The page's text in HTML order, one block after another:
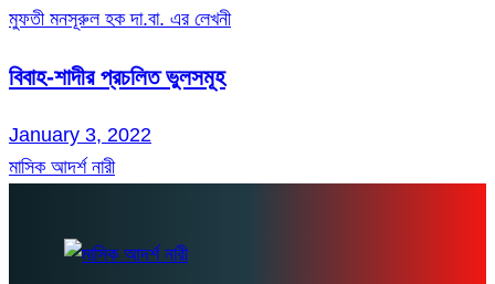
মুফতী মনসূরুল হক দা.বা. এর লেখনী
বিবাহ-শাদীর প্রচলিত ভুলসমূহ
January 3, 2022
মাসিক আদর্শ নারী